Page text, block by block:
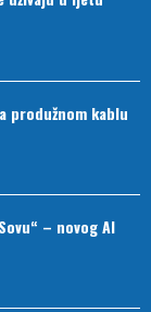
produžnom kablu
– novog AI